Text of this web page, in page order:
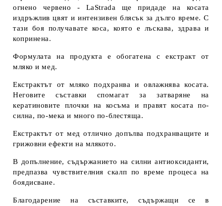
огнено червено - LaStrada ще придаде на косата
издръжлив цвят и интензивен блясък за дълго време. С
тази боя получавате коса, която е лъскава, здрава и
копринена.
Формулата на продукта е обогатена с екстракт от
мляко и мед.
Екстрактът от мляко подхранва и овлажнява косата.
Неговите съставки спомагат за затваряне на
кератиновите плочки на косъма и правят косата по-
силна, по-мека и много по-блестяща.
Екстрактът от мед отлично допълва подхранващите и
грижовни ефекти на млякото.
В допълнение, съдържанието на силни антиоксиданти,
предпазва чувствителния скалп по време процеса на
боядисване.
Благодарение на съставките, съдържащи се в